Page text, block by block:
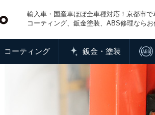
輸入車・国産車ほぼ全車種対応！京都市で
コーティング、鈑金塗装、ABS修理ならお
コーティング 鈑金・塗装